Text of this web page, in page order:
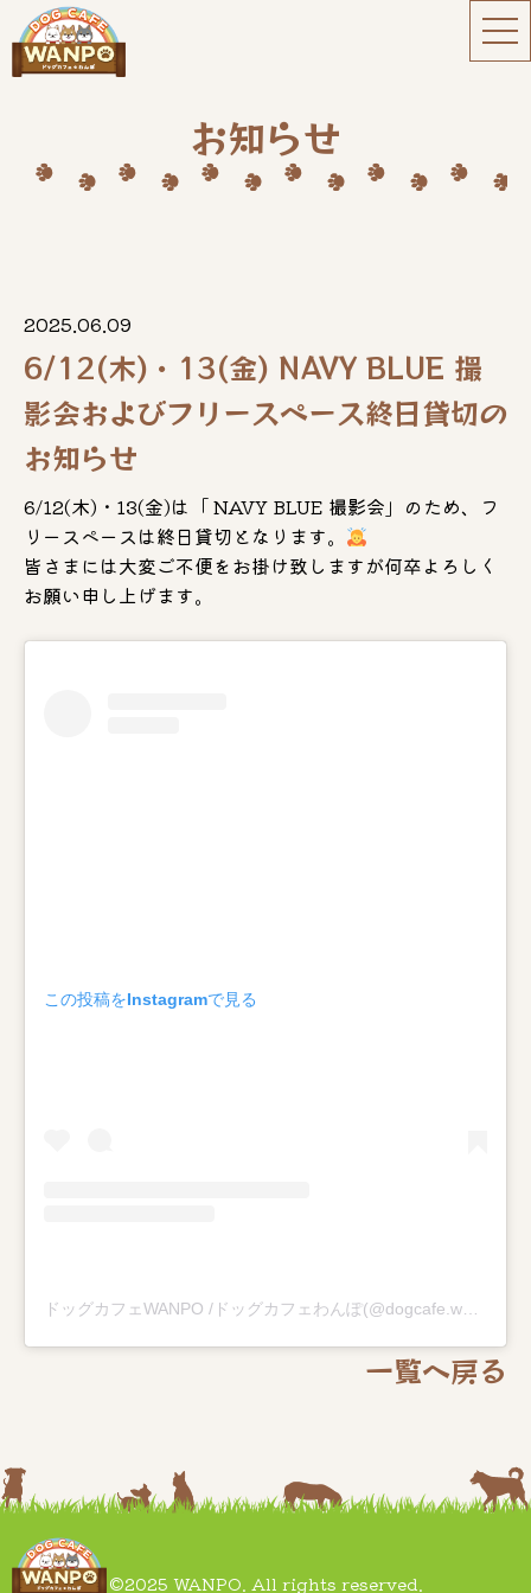
お知らせ
2025.06.09
6/12(木)・13(金) NAVY BLUE 撮
影会およびフリースペース終日貸切の
お知らせ
6/12(木)・13(金)は「 NAVY BLUE 撮影会」のため、フ
リースペースは終日貸切となります。
皆さまには大変ご不便をお掛け致しますが何卒よろしく
お願い申し上げます。
この投稿をInstagramで見る
一覧へ戻る
©2025 WANPO. All rights reserved.